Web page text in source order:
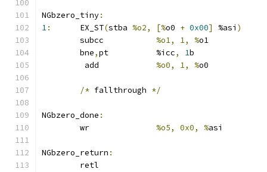
NGbzero_tiny:
1:
	EX_ST
(stba %o2, [%o0 + 0x00] %asi )
%o1, 1, %o1
	bne
, pt		%icc, 1b
%o0, 1, %o0
/* fallthrough */
NGbzero_done :
%o5, 0x0, %asi
NGbzero_return :
	retl